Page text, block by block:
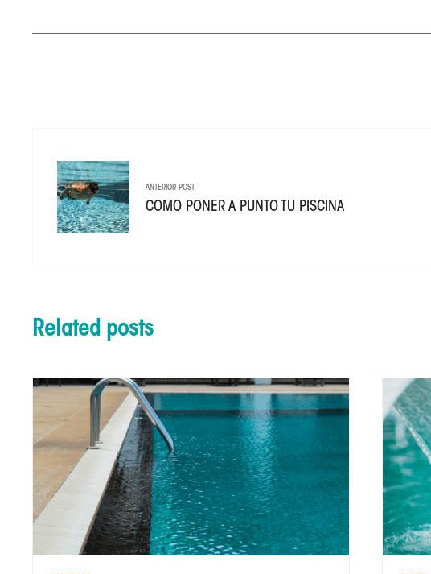
ANTERIOR POST
COMO PONER A PUNTO TU PISCINA
Related posts